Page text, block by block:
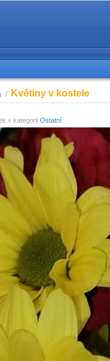
/ Květiny v kostele
v kategorii Ostatní